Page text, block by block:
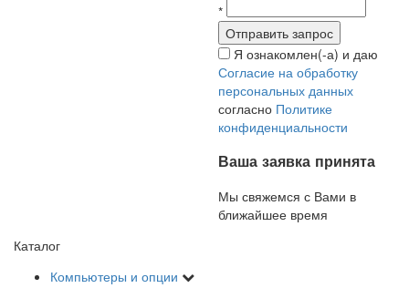
*
Я ознакомлен(-а) и даю
Согласие на обработку
персональных данных
согласно Политике
конфиденциальности
Ваша заявка принята
Мы свяжемся с Вами в
ближайшее время
Каталог
Компьютеры и опции